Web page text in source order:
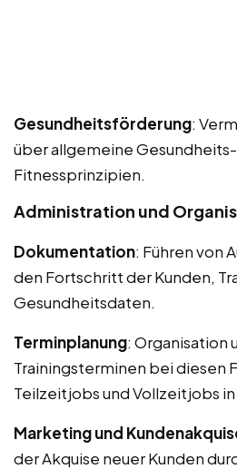
Gesundheitsförderung:
über allgemeine
Fitnessprinzipien.
Administration und
Dokumentation: Führen von
den Fortschritt der Kunden,
Gesundheitsdaten.
Terminplanung: Organisation
Trainingsterminen bei diesen
Teilzeitjobs und Vollzeitjobs
Marketing und
der Akquise neuer Kunden